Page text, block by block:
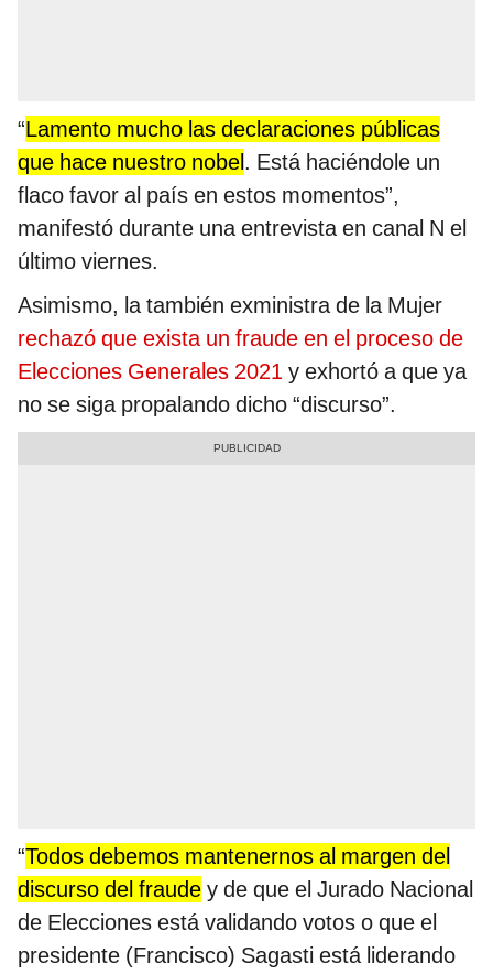
“Lamento mucho las declaraciones públicas
que hace nuestro nobel. Está haciéndole un
flaco favor al país en estos momentos”,
manifestó durante una entrevista en canal N el
último viernes.
Asimismo, la también exministra de la Mujer
rechazó que exista un fraude en el proceso de
Elecciones Generales 2021 y exhortó a que ya
no se siga propalando dicho “discurso”.
“Todos debemos mantenernos al margen del
discurso del fraude y de que el Jurado Nacional
de Elecciones está validando votos o que el
presidente (Francisco) Sagasti está liderando